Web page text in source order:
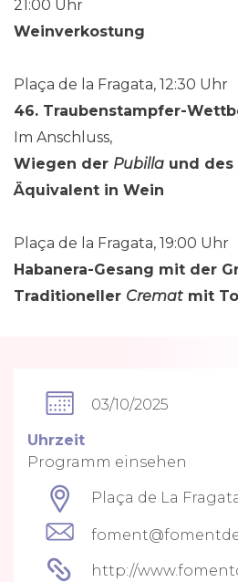
21:00 Uhr
Weinverkostung
Plaça de la Fragata, 12:30 Uhr
46. Traubenstampfer-
Im Anschluss,
Wiegen der Pubilla und des
Äquivalent in Wein
Plaça de la Fragata, 19:00 Uhr
Habanera-Gesang mit der
Traditioneller Cremat mit
03/10/2025
Uhrzeit
Programm einsehen
Plaça de La
http://